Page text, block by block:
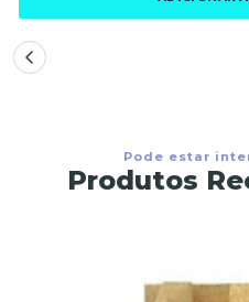
Pode estar
Produtos